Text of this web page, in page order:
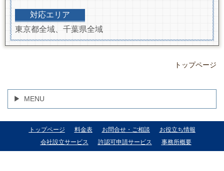
対応エリア
東京都全域、千葉県全域
トップページ
MENU
トップページ 料金表 お問合せ・ご相談
お役立ち情報
会社設立サービス
許認可申請サービス 事務所概要